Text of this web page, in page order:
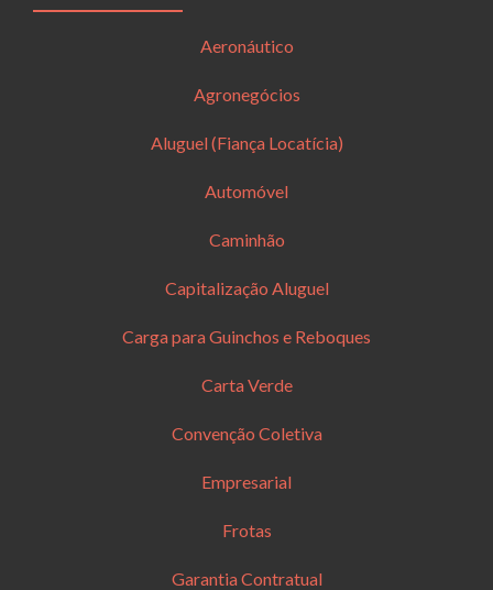
Aeronáutico
Agronegócios
Aluguel (Fiança Locatícia)
Automóvel
Caminhão
Capitalização Aluguel
Carga para Guinchos e Reboques
Carta Verde
Convenção Coletiva
Empresarial
Frotas
Garantia Contratual